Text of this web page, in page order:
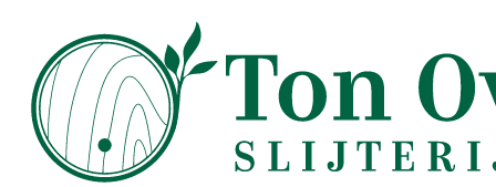
Start/ shop / Land/ / Conde de Cuba – 11 años